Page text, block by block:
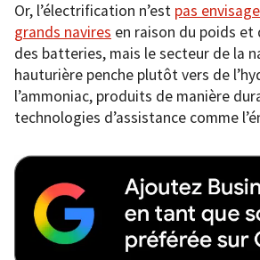
Or, l’électrification n’est pas
grands navires en raison du poids et
des batteries, mais le secteur de la
hauturière penche plutôt vers de
l’ammoniac, produits de manière
technologies d’assistance comme